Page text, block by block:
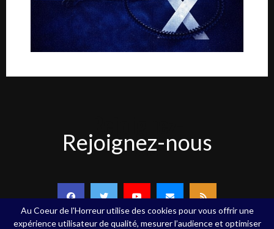
nous
Rejoignez-nous
Au Coeur de l'Horreur utilise des cookies pour vous offrir une
expérience utilisateur de qualité, mesurer l’audience et optimiser